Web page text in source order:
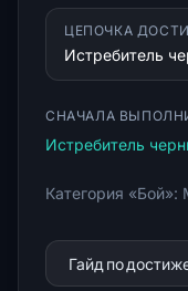
ЦЕПОЧКА
Истребитель
СНАЧАЛА
Истребитель
Категория
Гайд по